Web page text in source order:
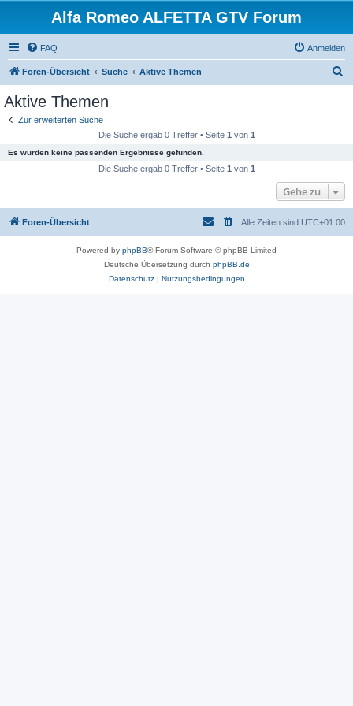
Alfa Romeo ALFETTA GTV Forum
FAQ Anmelden
Foren-Übersicht Suche Aktive Themen
Aktive Themen
Zur erweiterten Suche
Die Suche ergab 0 Treffer • Seite 1 von 1
Es wurden keine passenden Ergebnisse gefunden.
Die Suche ergab 0 Treffer • Seite 1 von 1
Gehe zu
Foren-Übersicht Alle Zeiten sind UTC+01:00
Powered by phpBB® Forum Software © phpBB Limited
Deutsche Übersetzung durch phpBB.de
Datenschutz| Nutzungsbedingungen